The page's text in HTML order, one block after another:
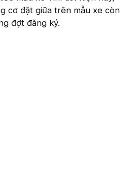
cơ đặt giữa trên mẫu xe còn
đợt đăng ký.